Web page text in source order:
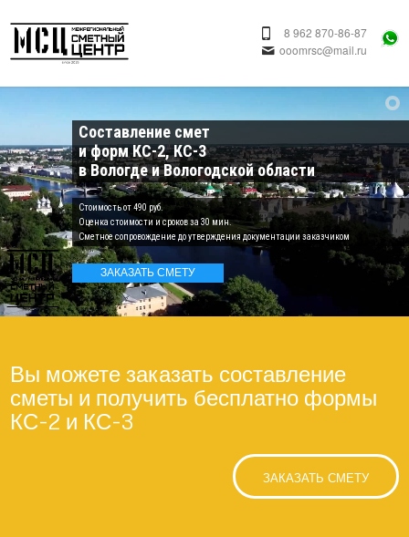
8 962 870-86-87
ooomrsc@mail.ru
Cтоимость от 490 руб.
Оценка стоимости и сроков за 30 мин.
Сметное сопровождение до утверждения документации заказчиком
Составление смет
и форм КС-2, КС-3
в Вологде и Вологодской области
ЗАКАЗАТЬ СМЕТУ
Вы можете заказать составление
сметы и получить бесплатно формы
КС-2 и КС-3
ЗАКАЗАТЬ СМЕТУ